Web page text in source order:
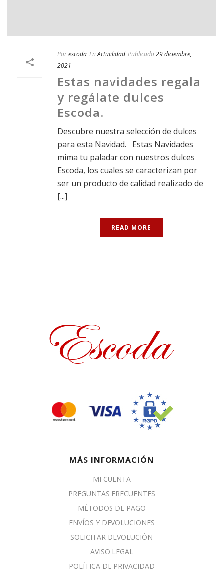
Porescoda En Actualidad Publicado 29 diciembre,
2021
Estas navidades regala
y regálate dulces
Escoda.
Descubre nuestra selección de dulces
para esta Navidad. Estas Navidades
mima tu paladar con nuestros dulces
Escoda, los cuales se caracterizan por
ser un producto de calidad realizado de
[...]
READ MORE
MÁS INFORMACIÓN
MI CUENTA
PREGUNTAS FRECUENTES
MÉTODOS DE PAGO
ENVÍOS Y DEVOLUCIONES
SOLICITAR DEVOLUCIÓN
AVISO LEGAL
POLÍTICA DE PRIVACIDAD